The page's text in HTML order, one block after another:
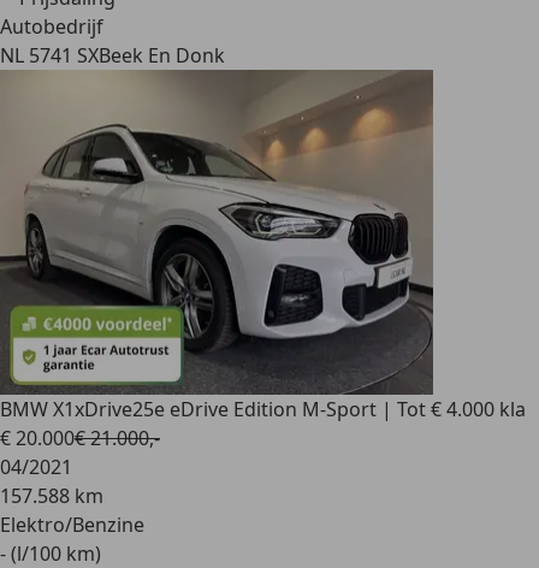
Autobedrijf
NL 5741 SXBeek En Donk
BMW X1xDrive25e eDrive Edition M-Sport | Tot € 4.000 kla
€ 20.000€ 21.000,-
04/2021
157.588 km
Elektro/Benzine
- (l/100 km)